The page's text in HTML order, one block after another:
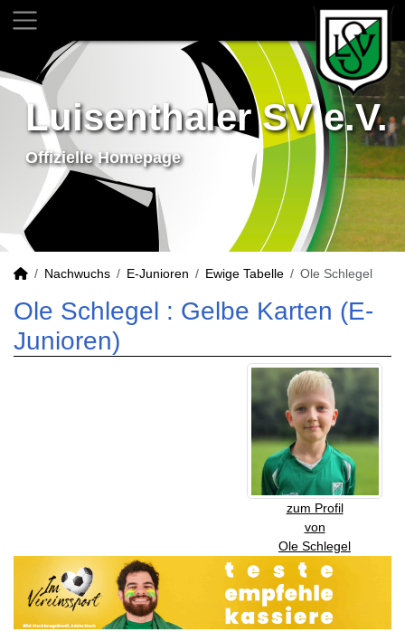
Luisenthaler SV e.V.
Offizielle Homepage
Nachwuchs E-Junioren Ewige Tabelle Ole Schlegel
Ole Schlegel : Gelbe Karten (E-
Junioren)
zum Profil
von
Ole Schlegel